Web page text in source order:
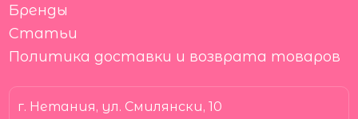
г. Нетания, ул. Смилянски, 10
Бренды
Статьи
Политика доставки и возврата товаров